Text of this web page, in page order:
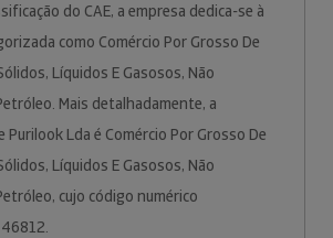
do CAE, a empresa dedica-se à
como Comércio Por Grosso De
Líquidos E Gasosos, Não
Mais detalhadamente, a
Purilook Lda é Comércio Por Grosso De
Líquidos E Gasosos, Não
cujo código numérico